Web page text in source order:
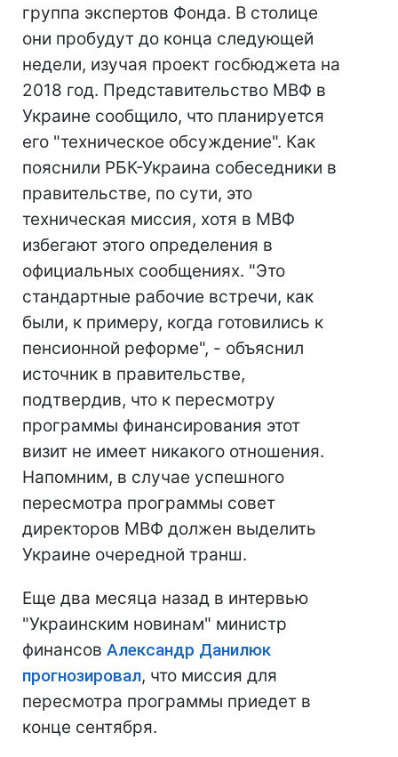
группа экспертов Фонда. В столице
они пробудут до конца следующей
недели, изучая проект госбюджета на
2018 год. Представительство МВФ в
Украине сообщило, что планируется
его "техническое обсуждение". Как
пояснили РБК-Украина собеседники в
правительстве, по сути, это
техническая миссия, хотя в МВФ
избегают этого определения в
официальных сообщениях. "Это
стандартные рабочие встречи, как
были, к примеру, когда готовились к
пенсионной реформе", - объяснил
источник в правительстве,
подтвердив, что к пересмотру
программы финансирования этот
визит не имеет никакого отношения.
Напомним, в случае успешного
пересмотра программы совет
директоров МВФ должен выделить
Украине очередной транш.
Еще два месяца назад в интервью
"Украинским новинам" министр
финансов Александр Данилюк
прогнозировал, что миссия для
пересмотра программы приедет в
конце сентября.